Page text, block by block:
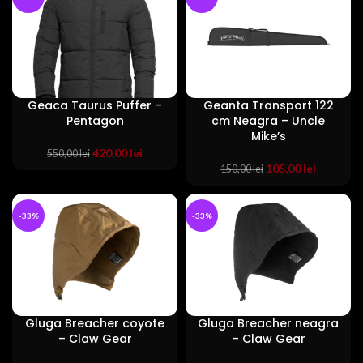
39,99 lei.
Geaca Taurus Puffer –
Pentagon
550,00lei Prețul
fost:
550,00 lei.
420,00lei
420,00 lei.
Geanta Transport 122
cm Neagra – Uncle
Mike’s
150,00lei Prețul
a
fost:
150,00 lei.
105,00lei
este:
-33%
Gluga Breacher coyote
– Claw Gear
-33%
Gluga Breacher neagra
– Claw Gear